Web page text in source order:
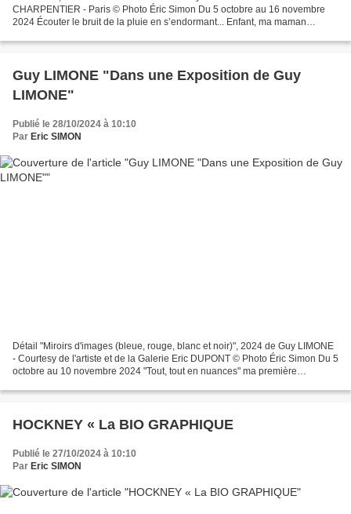
CHARPENTIER - Paris © Photo Éric Simon Du 5 octobre au 16 novembre
2024 Écouter le bruit de la pluie en s’endormant... Enfant, ma maman
Guy LIMONE "Dans une Exposition de Guy
LIMONE"
Publié le 28/10/2024 à 10:10
Par Eric SIMON
Détail "Miroirs d'images (bleue, rouge, blanc et noir)", 2024 de Guy LIMONE
- Courtesy de l'artiste et de la Galerie Eric DUPONT © Photo Éric Simon Du 5
octobre au 10 novembre 2024 "Tout, tout en nuances" ma première
HOCKNEY « La BIO GRAPHIQUE
Publié le 27/10/2024 à 10:10
Par Eric SIMON